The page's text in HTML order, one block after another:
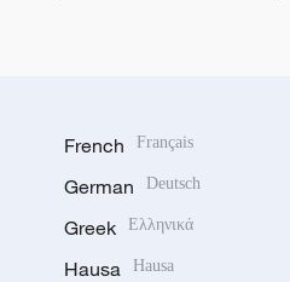
French Français
German Deutsch
Greek Ελληνικά
Hausa Hausa